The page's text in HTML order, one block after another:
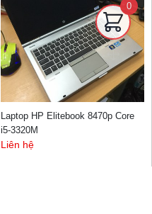
Laptop HP Elitebook 8470p Core
i5-3320M
Liên hệ
0